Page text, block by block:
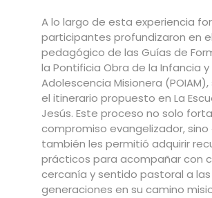
A lo largo de esta experiencia
participantes profundizaron en
pedagógico de las Guías de
la Pontificia Obra de la Infancia y
Adolescencia Misionera
el itinerario propuesto en La
Jesús. Este proceso no solo
compromiso evangelizador, sino
también les permitió adquirir
prácticos para acompañar con
cercanía y sentido pastoral a
generaciones en su camino